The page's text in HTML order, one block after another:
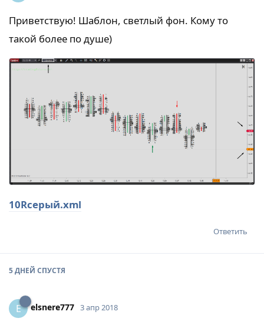
Приветствую! Шаблон, светлый фон. Кому то
такой более по душе)
10Rсерый.xml
Ответить
5 ДНЕЙ СПУСТЯ
E elsnere777 3 апр 2018